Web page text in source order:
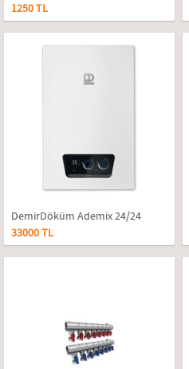
1250 TL
DemirDöküm Ademix 24/24
Yoğuşmalı Kombi
33000 TL